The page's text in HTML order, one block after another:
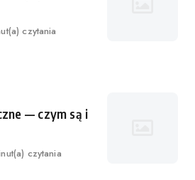
czytania
— czym są i
czytania